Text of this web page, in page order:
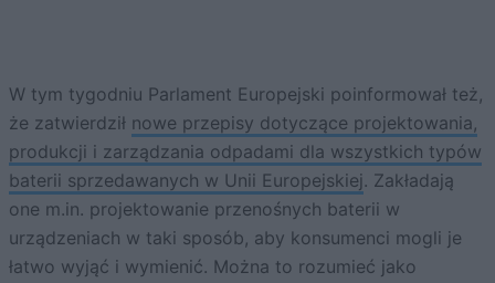
W tym tygodniu Parlament Europejski poinformował też,
że zatwierdził nowe przepisy dotyczące projektowania,
produkcji i zarządzania odpadami dla wszystkich typów
baterii sprzedawanych w Unii Europejskiej. Zakładają
one m.in. projektowanie przenośnych baterii w
urządzeniach w taki sposób, aby konsumenci mogli je
łatwo wyjąć i wymienić. Można to rozumieć jako